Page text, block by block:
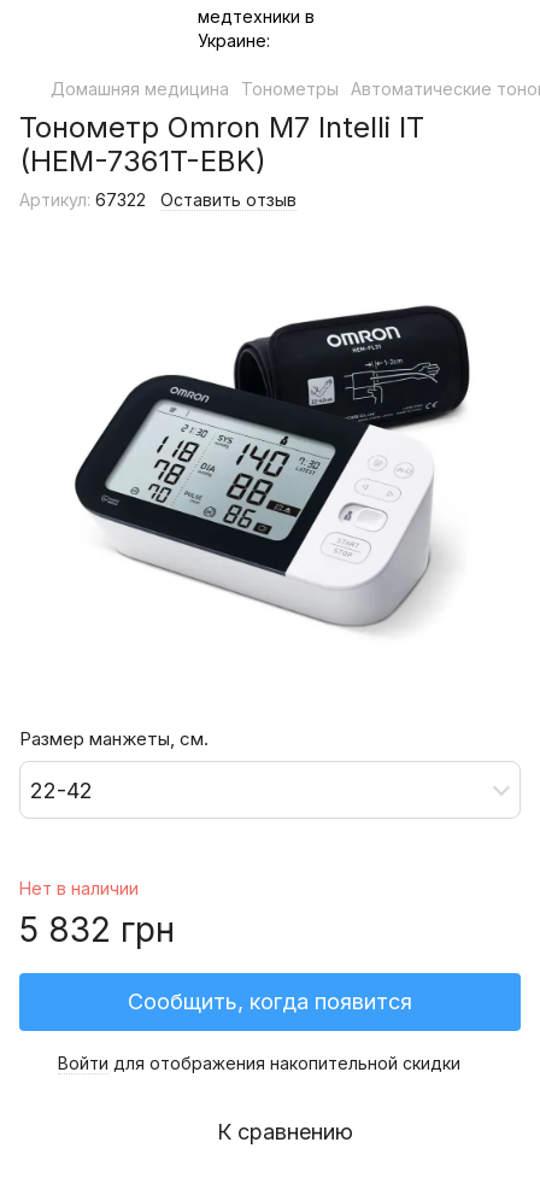
Домашняя медицина Тонометры Автоматические
Тонометр Omron M7 Intelli IT
(HEM-7361T-EBK)
Артикул: 67322 Оставить отзыв
Размер манжеты, см.
22-42
Нет в наличии
5 832 грн
Сообщить, когда появится
Войти для отображения накопительной скидки
К сравнению